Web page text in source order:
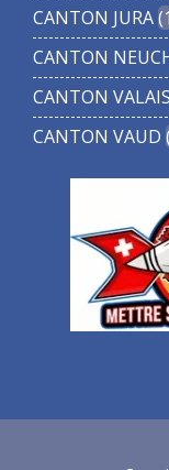
CANTON JURA
CANTON
CANTON VALAIS
CANTON VAUD